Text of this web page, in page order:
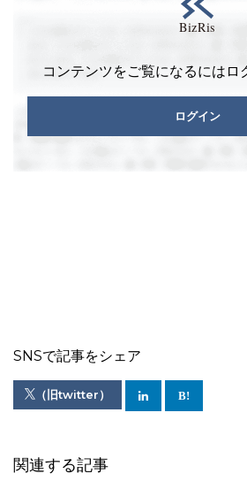
コンテンツをご覧になるにはロ
ログイン
SNSで記事をシェア
（旧twitter）
関連する記事